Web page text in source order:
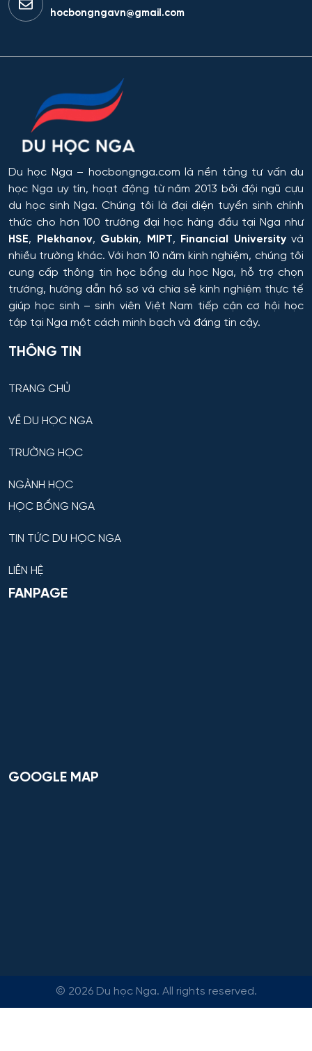
hocbongngavn@gmail.com
Du học Nga – hocbongnga.com là nền tảng tư vấn du
học Nga uy tín, hoạt động từ năm 2013 bởi đội ngũ cựu
du học sinh Nga. Chúng tôi là đại diện tuyển sinh chính
thức cho hơn 100 trường đại học hàng đầu tại Nga như
HSE, Plekhanov, Gubkin, MIPT, Financial Universityvà
nhiều trường khác. Với hơn 10 năm kinh nghiệm, chúng tôi
cung cấp thông tin học bổng du học Nga, hỗ trợ chọn
trường, hướng dẫn hồ sơ và chia sẻ kinh nghiệm thực tế
giúp học sinh – sinh viên Việt Nam tiếp cận cơ hội học
tập tại Nga một cách minh bạch và đáng tin cậy.
THÔNG TIN
TRANG CHỦ
VỀ DU HỌC NGA
TRƯỜNG HỌC
NGÀNH HỌC
HỌC BỔNG NGA
TIN TỨC DU HỌC NGA
LIÊN HỆ
FANPAGE
GOOGLE MAP
© 2026 Du học Nga. All rights reserved.